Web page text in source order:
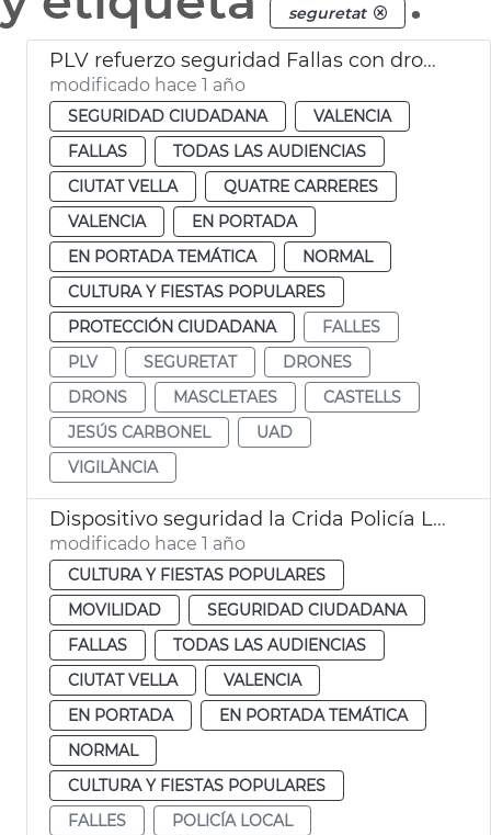
seguretat
PLV refuerzo seguridad Fallas con drones
modificado hace 1 año
SEGURIDAD CIUDADANA
VALENCIA
FALLAS
TODAS LAS AUDIENCIAS
CIUTAT VELLA
QUATRE CARRERES
VALENCIA
EN PORTADA
EN PORTADA TEMÁTICA
NORMAL
CULTURA Y FIESTAS POPULARES
PROTECCIÓN CIUDADANA
FALLES
PLV
SEGURETAT
DRONES
DRONS
MASCLETAES
CASTELLS
JESÚS CARBONEL
UAD
VIGILÀNCIA
Dispositivo seguridad la Crida Policía Local València
modificado hace 1 año
CULTURA Y FIESTAS POPULARES
MOVILIDAD
SEGURIDAD CIUDADANA
FALLAS
TODAS LAS AUDIENCIAS
CIUTAT VELLA
VALENCIA
EN PORTADA
EN PORTADA TEMÁTICA
NORMAL
CULTURA Y FIESTAS POPULARES
FALLES
POLICÍA LOCAL